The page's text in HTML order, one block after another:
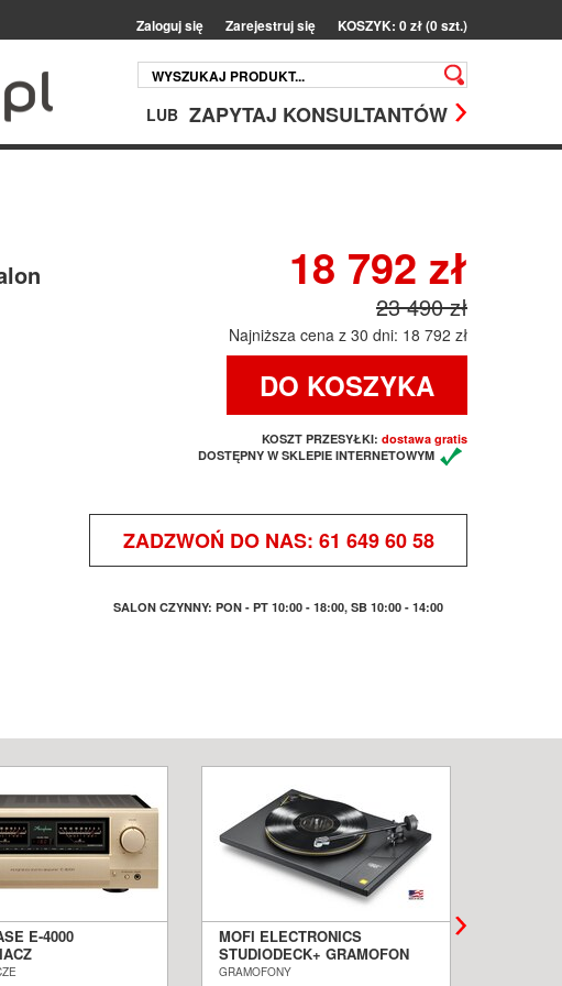
Zaloguj się Zarejestruj się KOSZYK: 0 zł (0 szt.)
LUB ZAPYTAJ KONSULTANTÓW
18 792 zł
23 490 zł
Najniższa cena z 30 dni: 18 792 zł
DO KOSZYKA
KOSZT PRZESYŁKI: dostawa gratis
DOSTĘPNY W SKLEPIE INTERNETOWYM
ZADZWOŃ DO NAS: 61 649 60 58
SALON CZYNNY: PON - PT 10:00 - 18:00, SB 10:00 - 14:00
E-4000
SALON
MOFI ELECTRONICS
STUDIODECK+ GRAMOFON
SALON POZNAŃ WROCŁAW
GRAMOFONY